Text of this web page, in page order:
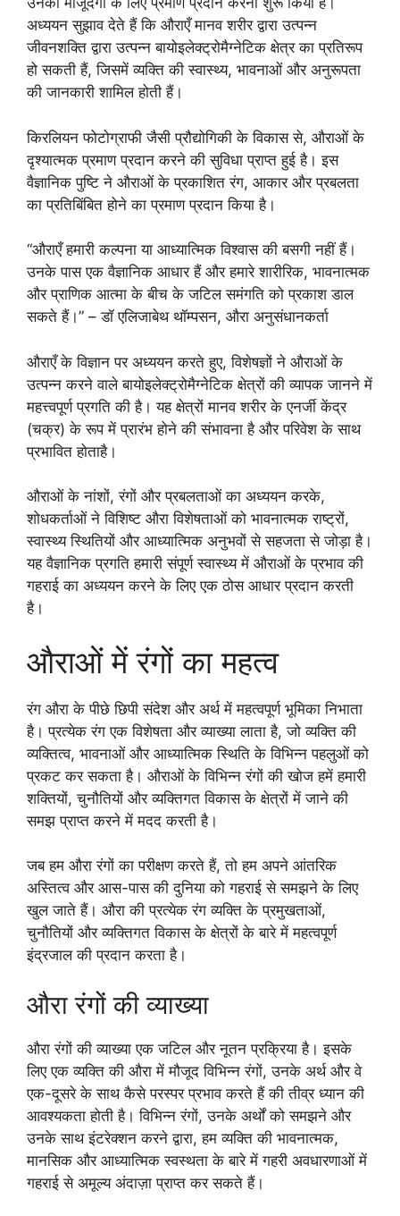
अध्ययन सुझाव देते हैं कि औराएँ मानव शरीर द्वारा उत्पन्न
जीवनशक्ति द्वारा उत्पन्न बायोइलेक्ट्रोमैग्नेटिक क्षेत्र का प्रतिरूप
हो सकती हैं, जिसमें व्यक्ति की स्वास्थ्य, भावनाओं और अनुरूपता
की जानकारी शामिल होती हैं।
किरलियन फोटोग्राफी जैसी प्रौद्योगिकी के विकास से, औराओं के
दृश्यात्मक प्रमाण प्रदान करने की सुविधा प्राप्त हुई है। इस
वैज्ञानिक पुष्टि ने औराओं के प्रकाशित रंग, आकार और प्रबलता
का प्रतिबिंबित होने का प्रमाण प्रदान किया है।
“औराएँ हमारी कल्पना या आध्यात्मिक विश्वास की बसगी नहीं हैं।
उनके पास एक वैज्ञानिक आधार हैं और हमारे शारीरिक, भावनात्मक
और प्राणिक आत्मा के बीच के जटिल समंगति को प्रकाश डाल
सकते हैं।” – डॉ एलिजाबेथ थॉम्पसन, औरा अनुसंधानकर्ता
औराएँ के विज्ञान पर अध्ययन करते हुए, विशेषज्ञों ने औराओं के
उत्पन्न करने वाले बायोइलेक्ट्रोमैग्नेटिक क्षेत्रों की व्यापक जानने में
महत्त्वपूर्ण प्रगति की है। यह क्षेत्रों मानव शरीर के एनर्जी केंद्र
(चक्र) के रूप में प्रारंभ होने की संभावना है और परिवेश के साथ
प्रभावित होताहै।
औराओं के नांशों, रंगों और प्रबलताओं का अध्ययन करके,
शोधकर्ताओं ने विशिष्ट औरा विशेषताओं को भावनात्मक राष्ट्रों,
स्वास्थ्य स्थितियों और आध्यात्मिक अनुभवों से सहजता से जोड़ा है।
यह वैज्ञानिक प्रगति हमारी संपूर्ण स्वास्थ्य में औराओं के प्रभाव की
गहराई का अध्ययन करने के लिए एक ठोस आधार प्रदान करती
है।
औराओं में रंगों का महत्व
रंग औरा के पीछे छिपी संदेश और अर्थ में महत्वपूर्ण भूमिका निभाता
है। प्रत्येक रंग एक विशेषता और व्याख्या लाता है, जो व्यक्ति की
व्यक्तित्व, भावनाओं और आध्यात्मिक स्थिति के विभिन्न पहलुओं को
प्रकट कर सकता है। औराओं के विभिन्न रंगों की खोज हमें हमारी
शक्तियों, चुनौतियों और व्यक्तिगत विकास के क्षेत्रों में जाने की
समझ प्राप्त करने में मदद करती है।
जब हम औरा रंगों का परीक्षण करते हैं, तो हम अपने आंतरिक
अस्तित्व और आस-पास की दुनिया को गहराई से समझने के लिए
खुल जाते हैं। औरा की प्रत्येक रंग व्यक्ति के प्रमुखताओं,
चुनौतियों और व्यक्तिगत विकास के क्षेत्रों के बारे में महत्वपूर्ण
इंद्रजाल की प्रदान करता है।
औरा रंगों की व्याख्या
औरा रंगों की व्याख्या एक जटिल और नूतन प्रक्रिया है। इसके
लिए एक व्यक्ति की औरा में मौजूद विभिन्न रंगों, उनके अर्थ और वे
एक-दूसरे के साथ कैसे परस्पर प्रभाव करते हैं की तीव्र ध्यान की
आवश्यकता होती है। विभिन्न रंगों, उनके अर्थों को समझने और
उनके साथ इंटरेक्शन करने द्वारा, हम व्यक्ति की भावनात्मक,
मानसिक और आध्यात्मिक स्वस्थता के बारे में गहरी अवधारणाओं में
गहराई से अमूल्य अंदाज़ा प्राप्त कर सकते हैं।